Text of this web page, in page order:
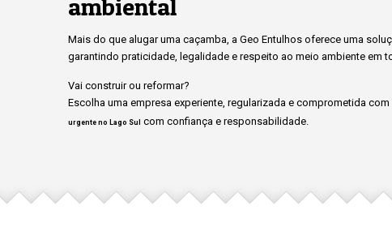
ambiental
Mais do que alugar uma caçamba, a Geo Entulhos oferece uma
garantindo praticidade, legalidade e respeito ao meio ambiente em
Vai construir ou reformar?
Escolha uma empresa experiente, regularizada e comprometida
urgente no Lago Sul com confiança e responsabilidade.